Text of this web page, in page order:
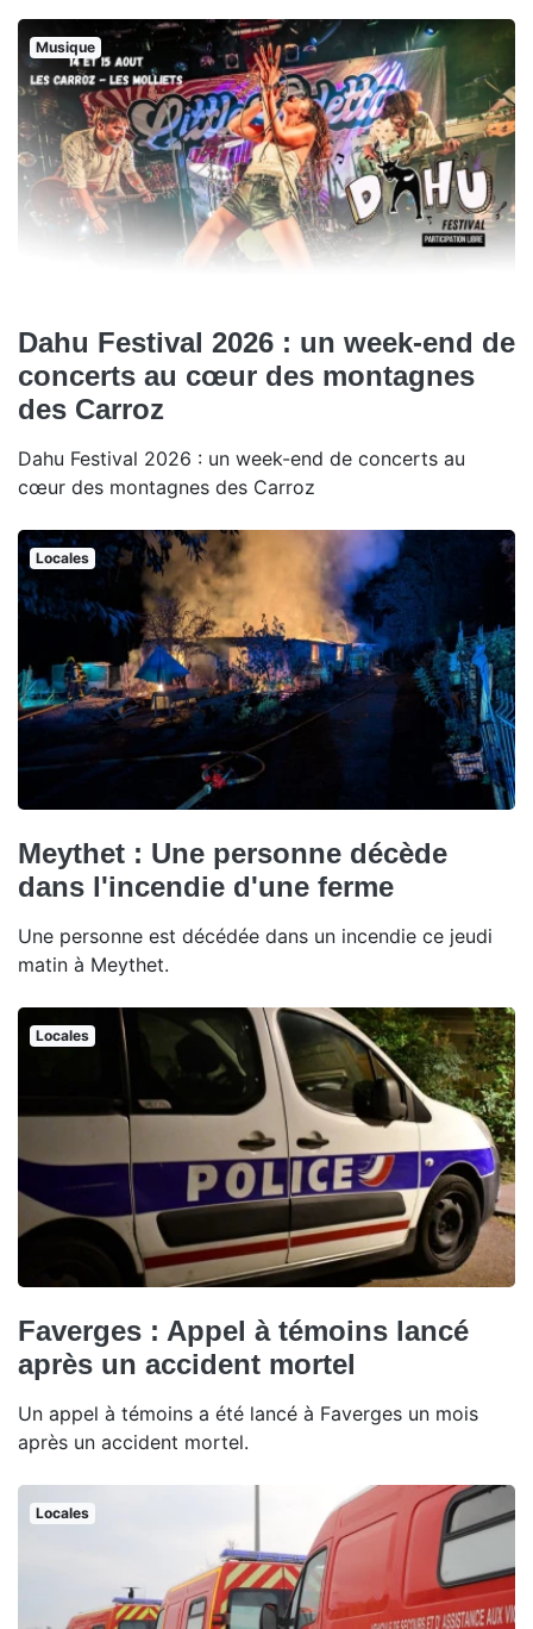
Musique
Dahu Festival 2026 : un week-end de
concerts au cœur des montagnes
des Carroz
Dahu Festival 2026 : un week-end de concerts au
cœur des montagnes des Carroz
Locales
Meythet : Une personne décède
dans l'incendie d'une ferme
Une personne est décédée dans un incendie ce jeudi
matin à Meythet.
Locales
Faverges : Appel à témoins lancé
après un accident mortel
Un appel à témoins a été lancé à Faverges un mois
après un accident mortel.
Locales